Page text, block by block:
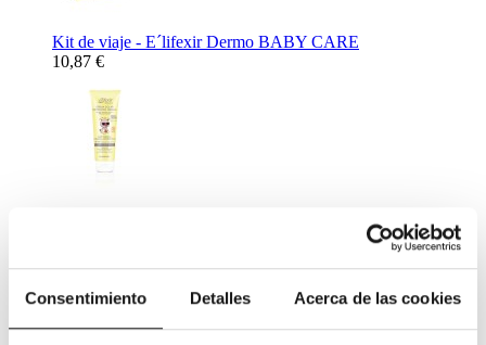
Consentimiento Detalles Acerca de las cookies
Kit de viaje - E´lifexir Dermo BABY CARE
10,87 €
Crema Solar Mineral Protection SPF50 - E´lifexir Dermo